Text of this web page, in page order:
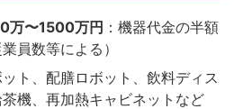
万〜1500万円 ：機器代金の半額
員数等による）
ット、配膳ロボット、飲料ディス
機、再加熱キャビネットなど